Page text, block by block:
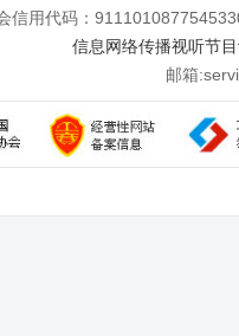
信用代码：
信息网络传播视听节
邮箱